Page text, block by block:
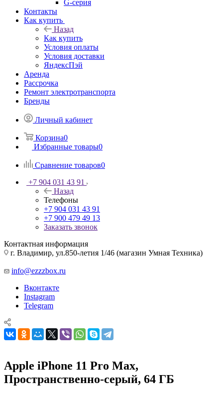
G-серия
Контакты
Как купить
Назад
Как купить
Условия оплаты
Условия доставки
ЯндексПэй
Аренда
Рассрочка
Ремонт электротранспорта
Бренды
Личный кабинет
Корзина0
Избранные товары0
Сравнение товаров0
+7 904 031 43 91
Назад
Телефоны
+7 904 031 43 91
+7 900 479 49 13
Заказать звонок
Контактная информация
г. Владимир, ул.850-летия 1/46 (магазин Умная Техника)
info@ezzzbox.ru
Вконтакте
Instagram
Telegram
Apple iPhone 11 Pro Max,
Пространственно-серый, 64 ГБ